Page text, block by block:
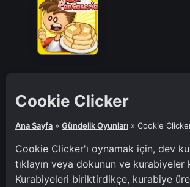
Cookie Clicker
Ana Sayfa » Gündelik Oyunları » Cookie
Cookie Clicker'ı oynamak için, dev
tıklayın veya dokunun ve kurabiyeler
Kurabiyeleri biriktirdikçe, kurabiye